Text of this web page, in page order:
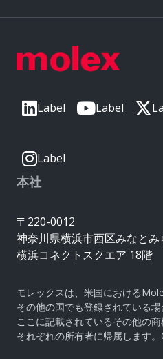
Label Label
Label
本社
〒220-0012
神奈川県横浜市西区みなと
横浜コネクトスクエア 18階
モレックスは、米国における
その他の国でも登録されている場
ここに記載されているその他の商
それぞれの所有者に帰属します